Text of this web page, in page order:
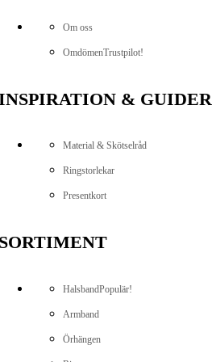
Om oss
OmdömenTrustpilot!
& GUIDER
Material & Skötselråd
Ringstorlekar
Presentkort
HalsbandPopulär!
Armband
Örhängen